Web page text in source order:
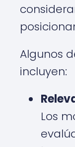
Algunos
incluyen:
Los